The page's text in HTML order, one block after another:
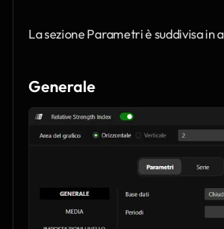
La sezione Parametri è suddivisa in
Generale